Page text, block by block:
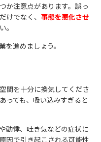
か注意点があります。誤っ
けでなく、 事態を悪化させ
。
進めましょう。
間を十分に換気してくださ
っても、吸い込みすぎると
動悸、吐き気などの症状に
因で引き起こされる可能性